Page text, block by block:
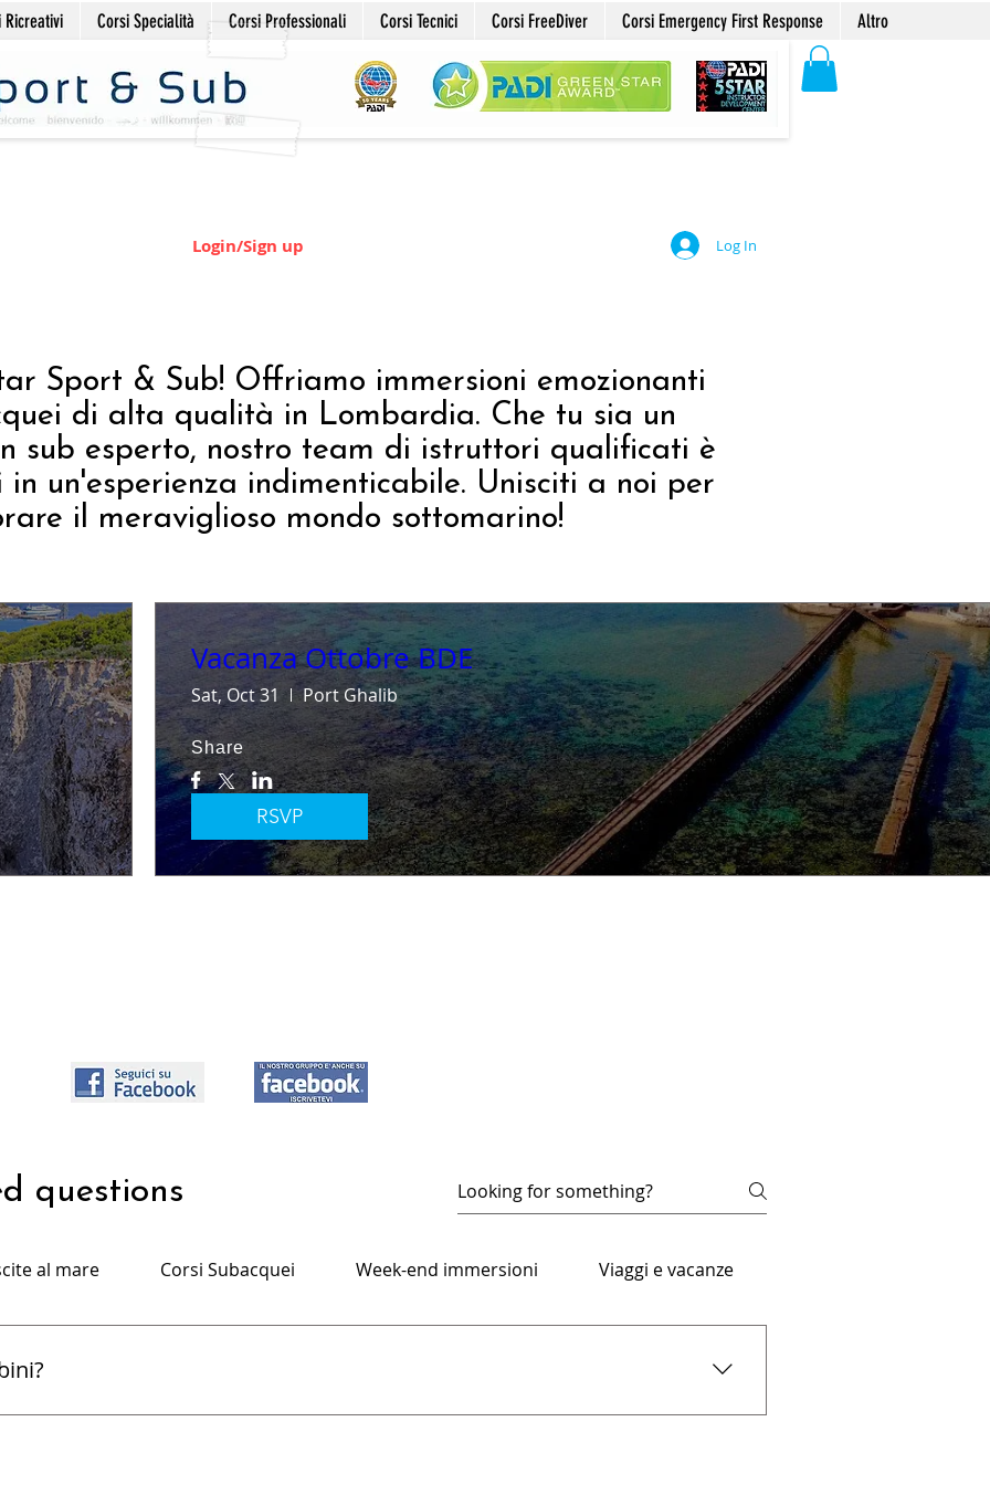
Ricreativi Corsi Specialità Corsi Professionali Corsi Tecnici Corsi FreeDiver Corsi Emergency First Response Altro
Login/Sign up Log In
Sport & Sub! Offriamo immersioni emozionanti
di alta qualità in Lombardia. Che tu sia un
sub esperto, nostro team di istruttori qualificati è
un'esperienza indimenticabile. Unisciti a noi per
il meraviglioso mondo sottomarino!
Vacanza Ottobre BDE
Sat, Oct 31 Port Ghalib
Share
RSVP
questions
al mare Corsi Subacquei Week-end immersioni Viaggi e vacanze